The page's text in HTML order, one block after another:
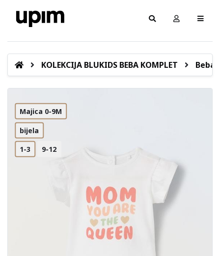
KOLEKCIJA BLUKIDS BEBA KOMPLET Beba
Majica 0-9M
bijela
1-3 9-12